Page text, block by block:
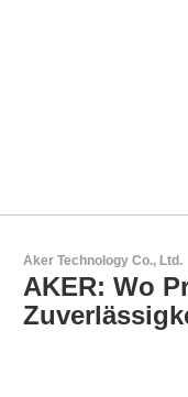
N&H Technology
HMI-
Maß